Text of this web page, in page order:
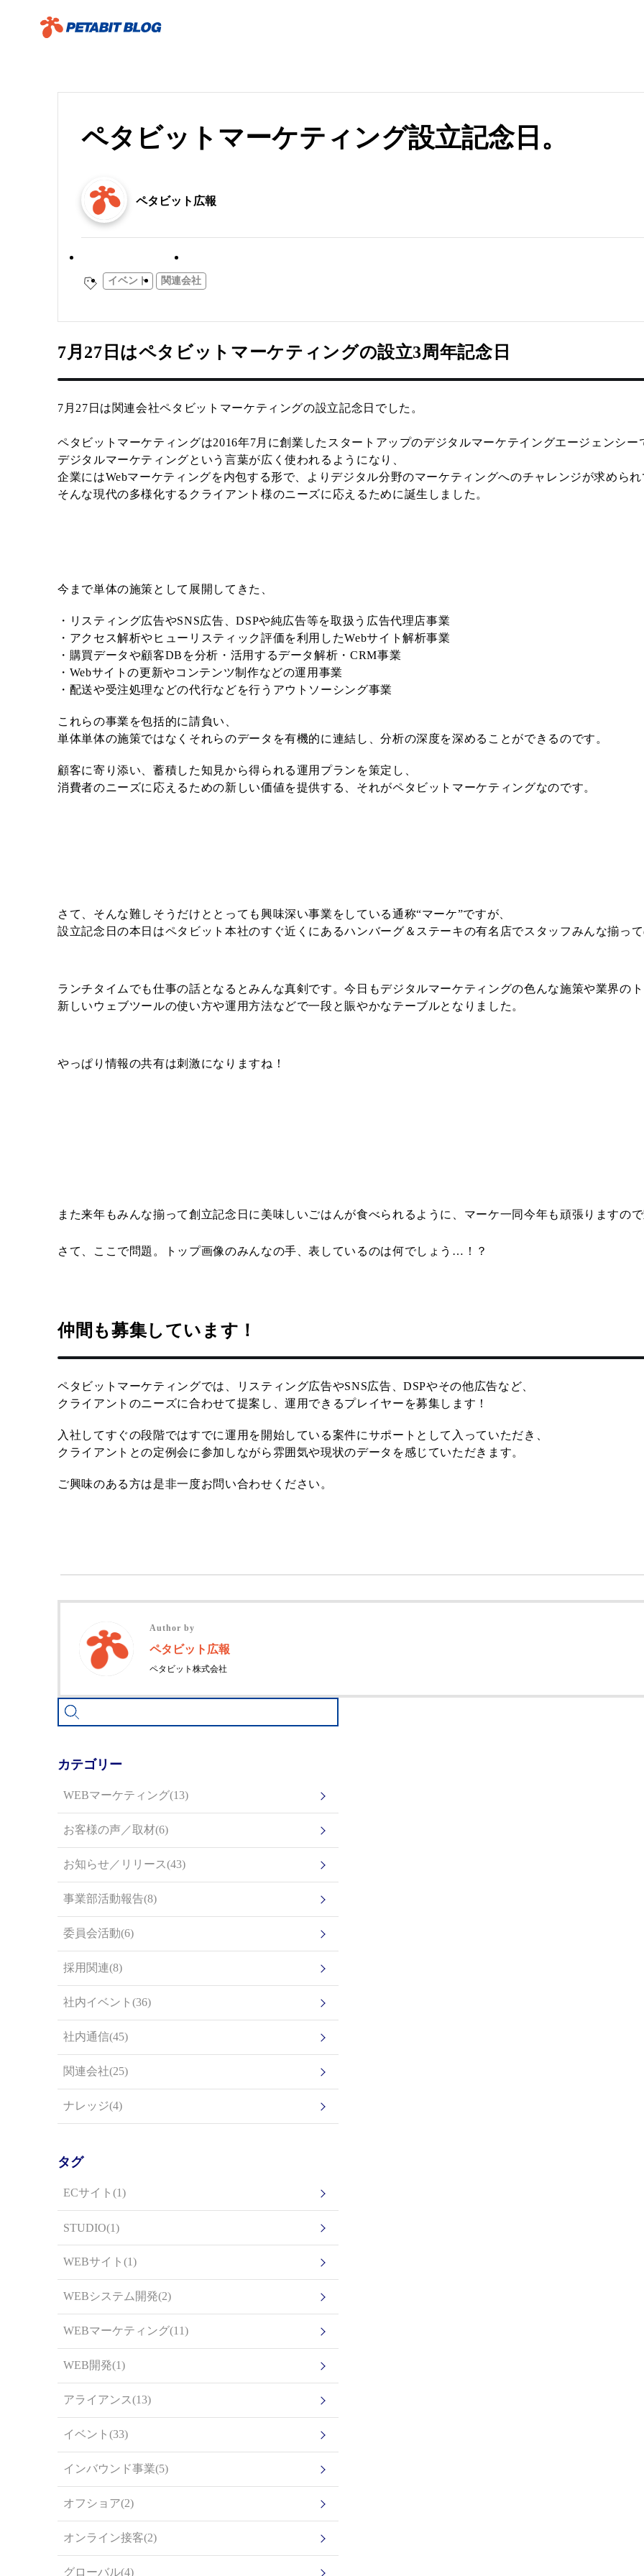
ペタビットマーケティング設立記念日。
ペタビット広報
お知らせ／リリース
イベント 関連会社
7月27日はペタビットマーケティングの設立3周年記念日
7月27日は関連会社ペタビットマーケティングの設立記念日でした。
ペタビットマーケティングは2016年7月に創業したスタートアップのデジタルマーケテイングエージェンシー
デジタルマーケティングという言葉が広く使われるようになり、
企業にはWebマーケティングを内包する形で、よりデジタル分野のマーケティングへのチャレンジが求められ
そんな現代の多様化するクライアント様のニーズに応えるために誕生しました。
今まで単体の施策として展開してきた、
・リスティング広告やSNS広告、DSPや純広告等を取扱う広告代理店事業
・アクセス解析やヒューリスティック評価を利用したWebサイト解析事業
・購買データや顧客DBを分析・活用するデータ解析・CRM事業
・Webサイトの更新やコンテンツ制作などの運用事業
・配送や受注処理などの代行などを行うアウトソーシング事業
これらの事業を包括的に請負い、
単体単体の施策ではなくそれらのデータを有機的に連結し、分析の深度を深めることができるのです。
顧客に寄り添い、蓄積した知見から得られる運用プランを策定し、
消費者のニーズに応えるための新しい価値を提供する、それがペタビットマーケティングなのです。
さて、そんな難しそうだけととっても興味深い事業をしている通称“マーケ”ですが、
設立記念日の本日はペタビット本社のすぐ近くにあるハンバーグ＆ ステーキの有名店でスタッフみんな揃って
ランチタイムでも仕事の話となるとみんな真剣です。今日もデジタルマーケティングの色んな施策や業界のト
新しいウェブツールの使い方や運用方法などで一段と賑やかなテーブルとなりました。
やっぱり情報の共有は刺激になりますね！
また来年もみんな揃って創立記念日に美味しいごはんが食べられる ように、マーケ一同今年も頑張りますの
さて、ここで問題。トップ画像のみんなの手、表しているのは何でしょう…！？
仲間も募集しています！
ペタビットマーケティングでは、リスティング広告やSNS広告、DSPやその他広告など、
クライアントのニーズに合わせて提案し、運用できるプレイヤーを募集します！
入社してすぐの段階ではすでに運用を開始している案件にサポートとして入っていただき、
クライアントとの定例会に参加しながら雰囲気や現状のデータを感じていただきます。
ご興味のある方は是非一度お問い合わせください。
Author by
ペタビット広報
ペタビット株式会社
カテゴリー
WEBマーケティング(13)
お客様の声／取材(6)
お知らせ／リリース(43)
事業部活動報告(8)
委員会活動(6)
採用関連(8)
社内イベント(36)
社内通信(45)
関連会社(25)
ナレッジ(4)
タグ
ECサイト(1)
STUDIO(1)
WEBサイト(1)
WEBシステム開発(2)
WEBマーケティング(11)
WEB開発(1)
アライアンス(13)
イベント(33)
インバウンド事業(5)
オフショア(2)
オンライン接客(2)
グローバル(4)